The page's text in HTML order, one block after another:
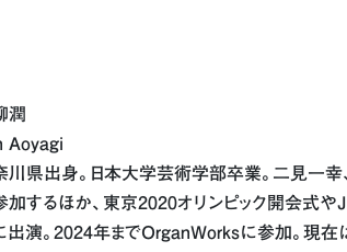
潤
Aoyagi
川県出身。日本大学芸術学部卒業。二見一
加するほか、東京2020オリンピック開会式
出演。2024年までOrganWorksに参加。現